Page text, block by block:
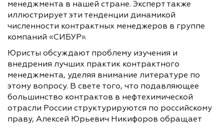
менеджмента в нашей стране. Эксперт также
иллюстрирует эти тенденции динамикой
численности контрактных менеджеров в группе
компаний «СИБУР».
Юристы обсуждают проблему изучения и
внедрения лучших практик контрактного
менеджмента, уделяя внимание литературе по
этому вопросу. В свете того, что подавляющее
большинство контрактов в нефтехимической
отрасли России структурируются по российскому
праву, Алексей Юрьевич Никифоров обращает